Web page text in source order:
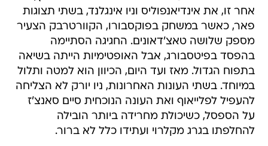
אחר זו, את אינדיאנפוליס וניו אינגלנד, בשתי תצוגות
פאר, כאשר במשחק בפוקסבורו, הקוורטרבק הצעיר
מספק שלושה טאצ'דאונים. החגיגה הסתיימה
בהפסד בפיטסבורג, אבל האופטימיות הייתה בשיאה
בתפוח הגדול. מאז ועד היום, הכיוון הוא למטה ותלול
במיוחד. בשתי העונות האחרונות, ניו יורק לא הצליחה
להעפיל לפלייאוף ואת העונה הנוכחית סיים סאנצ'ז
על הספסל, כשיכולת מחרידה ביותר הובילה
להחלפתו בגרג מקלרוי ועתידו כלל לא ברור.